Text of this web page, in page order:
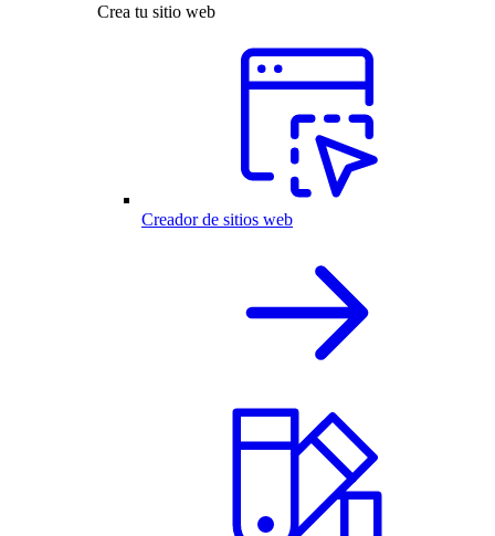
Crea tu sitio web
Creador de sitios web